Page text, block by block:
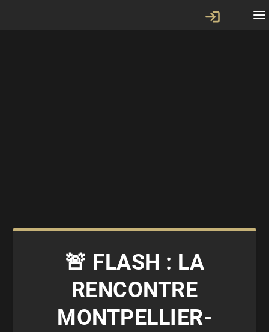
🚨 FLASH : LA
RENCONTRE
MONTPELLIER-